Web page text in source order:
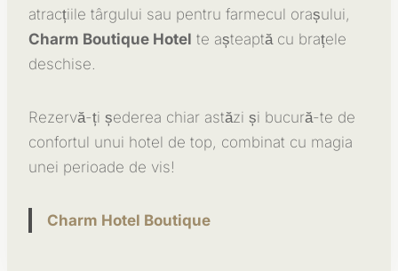
atracțiile târgului sau pentru farmecul orașului,
Charm Boutique Hotel te așteaptă cu brațele
deschise.
Rezervă-ți șederea chiar astăzi și bucură-te de
confortul unui hotel de top, combinat cu magia
unei perioade de vis!
Charm Hotel Boutique